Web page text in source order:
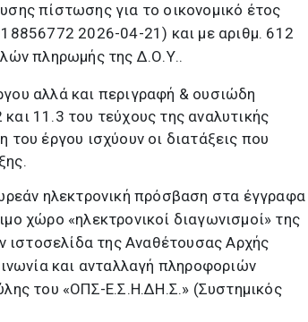
πίστωσης για το οικονομικό έτος
2026-04-21) και με αριθμ. 612
πληρωμής της Δ.Ο.Υ..
αλλά και περιγραφή & ουσιώδη
11.3 του τεύχους της αναλυτικής
του έργου ισχύουν οι διατάξεις που
ηλεκτρονική πρόσβαση στα έγγραφα
χώρο «ηλεκτρονικοί διαγωνισμοί» της
ιστοσελίδα της Αναθέτουσας Αρχής
και ανταλλαγή πληροφοριών
του «ΟΠΣ-Ε.Σ.Η.ΔΗ.Σ.» (Συστημικός